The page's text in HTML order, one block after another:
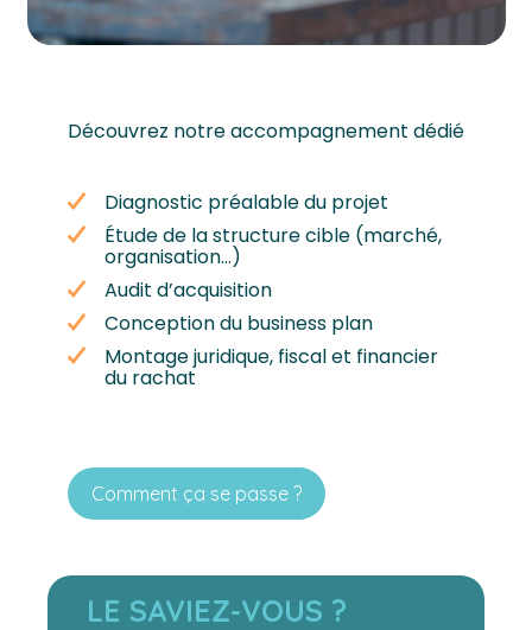
Découvrez notre accompagnement dédié
Diagnostic préalable du projet
Étude de la structure cible (marché,
organisation…)
Audit d’acquisition
Conception du business plan
Montage juridique, fiscal et financier
du rachat
Comment ça se passe ?
LE SAVIEZ-VOUS ?